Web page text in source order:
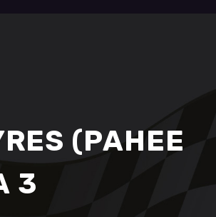
(РАНЕЕ
3